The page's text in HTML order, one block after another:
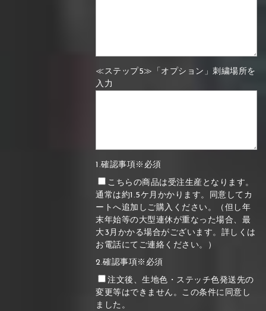
≪ステップ5≫「オプション」刺繍場所を
入力
1.確認事項※必須
こちらの商品は受注生産となります。
通常は約1.5ケ月かかります。同意してカ
ートへ追加しご購入ください。（但し年
末年始等の大型連休が重なった場合、最
大3月かかる場合がございます。詳しくは
お電話にてご連絡ください。）
2.確認事項※必須
注文後、生地色・ステッチ色発送先の
変更等はできません。この条件に同意し
ました。